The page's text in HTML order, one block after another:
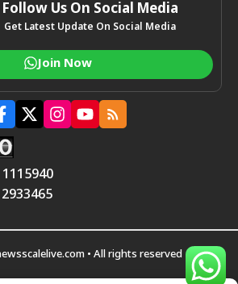
Follow Us On Social Media
Get Latest Update On Social Media
Join Now
• All rights reserved